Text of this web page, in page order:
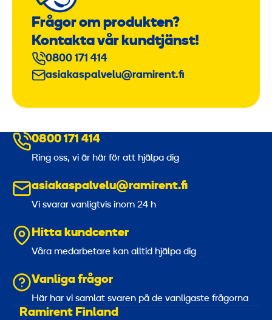
Frågor om produkten?
Kontakta vår kundtjänst!
0800 171 414
asiakaspalvelu@ramirent.fi
0800 171 414
Ring oss, vi är här för att hjälpa dig
asiakaspalvelu@ramirent.fi
Vi svarar vanligtvis inom 24 h
Hitta kundcenter
Våra medarbetare kan alltid hjälpa dig
Vanliga frågor
Här har vi samlat svaren på de vanligaste frågorna
Ramirent Finland